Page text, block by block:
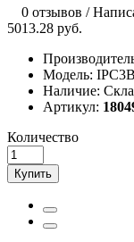
0 отзывов /
5013.28 руб.
Модель:
Наличие:
Артикул:
Количество
Купить